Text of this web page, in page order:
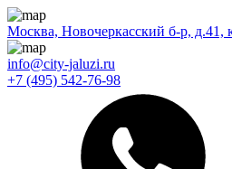
Москва, Новочеркасский б-р, д.41,
info@city-jaluzi.ru
+7 (495) 542-76-98